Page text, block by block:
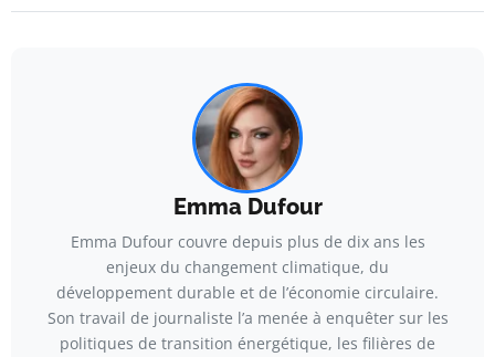
Emma Dufour
Emma Dufour couvre depuis plus de dix ans les
enjeux du changement climatique, du
développement durable et de l’économie circulaire.
Son travail de journaliste l’a menée à enquêter sur les
politiques de transition énergétique, les filières de